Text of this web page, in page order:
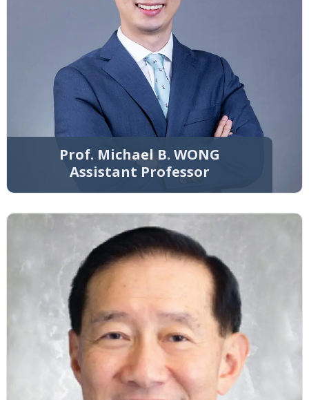
Prof. Michael B. WONG
Assistant Professor